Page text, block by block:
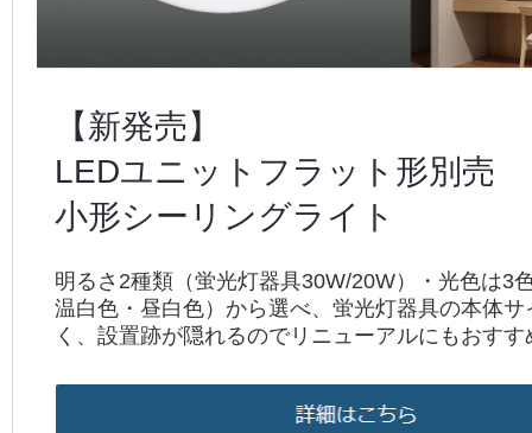
【新発売】
LEDユニットフラット形別売
小形シーリングライト
明るさ2種類（蛍光灯器具30W/20W）・光色は3
温白色・昼白色）から選べ、蛍光灯器具の本体サ
く、設置跡が隠れるのでリニューアルにもおすす